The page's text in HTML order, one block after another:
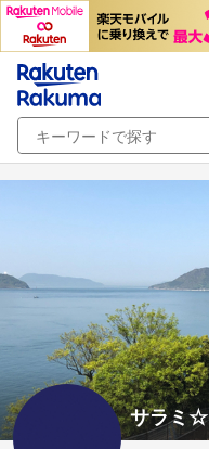
サラミ☆